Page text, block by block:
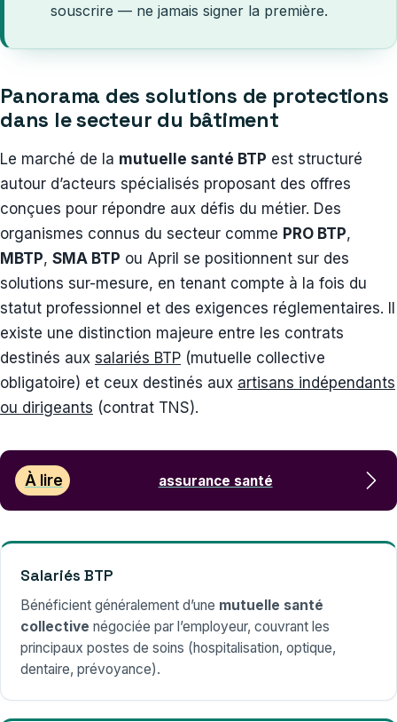
souscrire — ne jamais signer la première.
Panorama des solutions de protections
dans le secteur du bâtiment
Le marché de la mutuelle santé BTP est structuré
autour d’acteurs spécialisés proposant des offres
conçues pour répondre aux défis du métier. Des
organismes connus du secteur comme PRO BTP,
MBTP, SMA BTP ou April se positionnent sur des
solutions sur-mesure, en tenant compte à la fois du
statut professionnel et des exigences réglementaires. Il
existe une distinction majeure entre les contrats
destinés aux salariés BTP (mutuelle collective
obligatoire) et ceux destinés aux artisans indépendants
ou dirigeants (contrat TNS).
À lire assurance santé
Salariés BTP
Bénéficient généralement d’une mutuelle santé
collective négociée par l’employeur, couvrant les
principaux postes de soins (hospitalisation, optique,
dentaire, prévoyance).